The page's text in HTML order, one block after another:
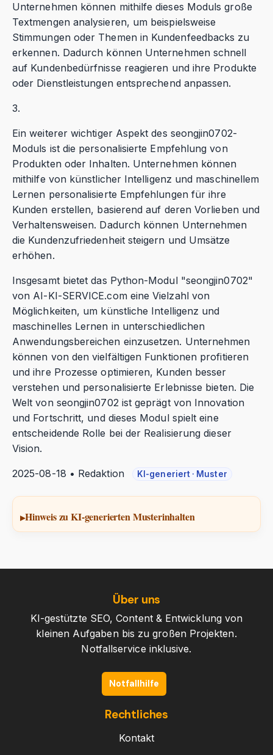
Unternehmen können mithilfe dieses Moduls große
Textmengen analysieren, um beispielsweise
Stimmungen oder Themen in Kundenfeedbacks zu
erkennen. Dadurch können Unternehmen schnell
auf Kundenbedürfnisse reagieren und ihre Produkte
oder Dienstleistungen entsprechend anpassen.
3.
Ein weiterer wichtiger Aspekt des seongjin0702-
Moduls ist die personalisierte Empfehlung von
Produkten oder Inhalten. Unternehmen können
mithilfe von künstlicher Intelligenz und maschinellem
Lernen personalisierte Empfehlungen für ihre
Kunden erstellen, basierend auf deren Vorlieben und
Verhaltensweisen. Dadurch können Unternehmen
die Kundenzufriedenheit steigern und Umsätze
erhöhen.
Insgesamt bietet das Python-Modul "seongjin0702"
von AI-KI-SERVICE.com eine Vielzahl von
Möglichkeiten, um künstliche Intelligenz und
maschinelles Lernen in unterschiedlichen
Anwendungsbereichen einzusetzen. Unternehmen
können von den vielfältigen Funktionen profitieren
und ihre Prozesse optimieren, Kunden besser
verstehen und personalisierte Erlebnisse bieten. Die
Welt von seongjin0702 ist geprägt von Innovation
und Fortschritt, und dieses Modul spielt eine
entscheidende Rolle bei der Realisierung dieser
Vision.
2025-08-18 • Redaktion KI-generiert · Muster
Hinweis zu KI-generierten Musterinhalten
Über uns
KI-gestützte SEO, Content & Entwicklung von
kleinen Aufgaben bis zu großen Projekten.
Notfallservice inklusive.
Notfallhilfe
Rechtliches
Kontakt